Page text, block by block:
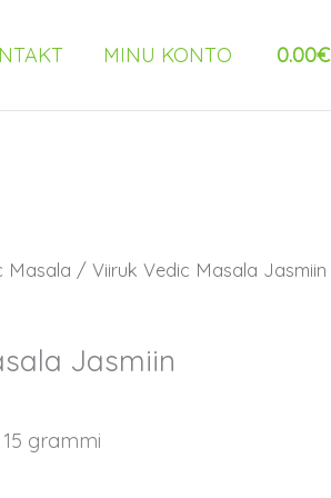
MINU KONTO 0.00€
Masala / Viiruk Vedic Masala Jasmiin
Jasmiin
grammi